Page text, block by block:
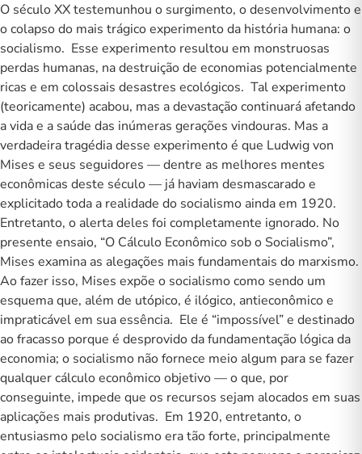
O século XX testemunhou o surgimento, o desenvolvimento e
o colapso do mais trágico experimento da história humana: o
socialismo. Esse experimento resultou em monstruosas
perdas humanas, na destruição de economias potencialmente
ricas e em colossais desastres ecológicos. Tal experimento
(teoricamente) acabou, mas a devastação continuará afetando
a vida e a saúde das inúmeras gerações vindouras. Mas a
verdadeira tragédia desse experimento é que Ludwig von
Mises e seus seguidores — dentre as melhores mentes
econômicas deste século — já haviam desmascarado e
explicitado toda a realidade do socialismo ainda em 1920.
Entretanto, o alerta deles foi completamente ignorado. No
presente ensaio, “O Cálculo Econômico sob o Socialismo”,
Mises examina as alegações mais fundamentais do marxismo.
Ao fazer isso, Mises expõe o socialismo como sendo um
esquema que, além de utópico, é ilógico, antieconômico e
impraticável em sua essência. Ele é “impossível” e destinado
ao fracasso porque é desprovido da fundamentação lógica da
economia; o socialismo não fornece meio algum para se fazer
qualquer cálculo econômico objetivo — o que, por
conseguinte, impede que os recursos sejam alocados em suas
aplicações mais produtivas. Em 1920, entretanto, o
entusiasmo pelo socialismo era tão forte, principalmente